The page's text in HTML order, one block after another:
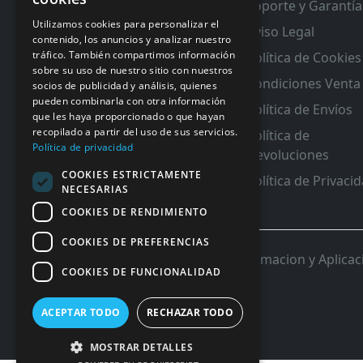
RMA y Garantias
Soporte y
Aviso Legal
Política de Cookies
Condiciones Venta
Política de Envíos
Política de
Devoluciones
Política de
© 2026 InforSystem Programacion y
Utilizamos cookies para personalizar el
contenido, los anuncios y analizar nuestro
tráfico. También compartimos información
sobre su uso de nuestro sitio con nuestros
socios de publicidad y análisis, quienes
pueden combinarla con otra información
que les haya proporcionado o que hayan
recopilado a partir del uso de sus servicios.
Política de privacidad
COOKIES ESTRICTAMENTE
NECESARIAS
COOKIES DE RENDIMIENTO
COOKIES DE PREFERENCIAS
COOKIES DE FUNCIONALIDAD
ACEPTAR TODO RECHAZAR TODO
MOSTRAR DETALLES